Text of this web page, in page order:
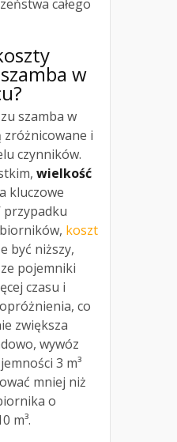
całego
w
szamba w
zróżnicowane i
czynników.
wielkość
kluczowe
przypadku
koszt
być niższy,
pojemniki
czasu i
co
zwiększa
wywóz
3 m³
mniej niż
o
m³.